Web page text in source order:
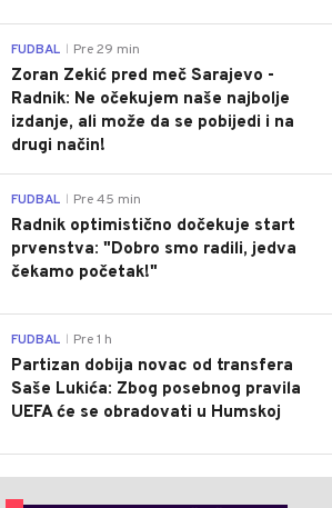
FUDBAL Pre 29 min
Zoran Zekić pred meč Sarajevo -
Radnik: Ne očekujem naše najbolje
izdanje, ali može da se pobijedi i na
drugi način!
FUDBAL Pre 45 min
Radnik optimistično dočekuje start
prvenstva: "Dobro smo radili, jedva
čekamo početak!"
FUDBAL Pre 1 h
Partizan dobija novac od transfera
Saše Lukića: Zbog posebnog pravila
UEFA će se obradovati u Humskoj